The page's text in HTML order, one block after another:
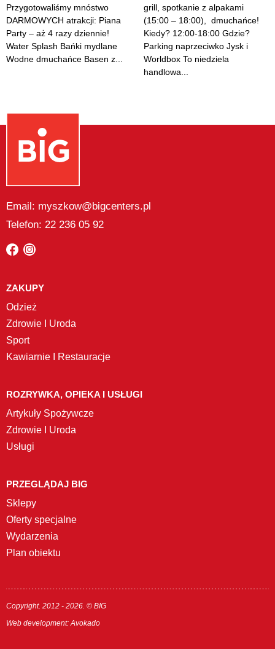
Przygotowaliśmy mnóstwo
DARMOWYCH atrakcji: Piana
Party – aż 4 razy dziennie!
Water Splash Bańki mydlane
Wodne dmuchańce Basen z...
grill, spotkanie z alpakami
(15:00 – 18:00), dmuchańce!
Kiedy? 12:00-18:00 Gdzie?
Parking naprzeciwko Jysk i
Worldbox To niedziela
handlowa...
Email: myszkow@bigcenters.pl
Telefon: 22 236 05 92
ZAKUPY
Odzież
Zdrowie I Uroda
Sport
Kawiarnie I Restauracje
ROZRYWKA, OPIEKA I USŁUGI
Artykuły Spożywcze
Zdrowie I Uroda
Usługi
PRZEGLĄDAJ BIG
Sklepy
Oferty specjalne
Wydarzenia
Plan obiektu
Copyright. 2012 - 2026. © BIG
Web development: Avokado